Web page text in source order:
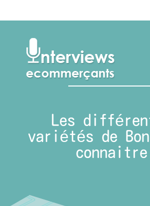
Les
variétés de
connaitre